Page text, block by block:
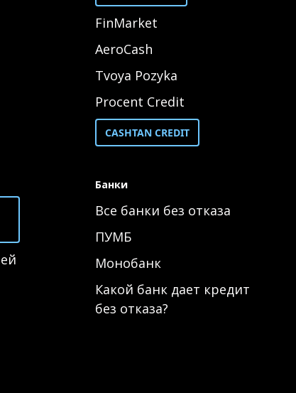
FinMarket
AeroCash
Tvoya Pozyka
Procent Credit
CASHTAN CREDIT
Банки
Все банки без отказа
ПУМБ
Монобанк
Какой банк дает кредит
без отказа?